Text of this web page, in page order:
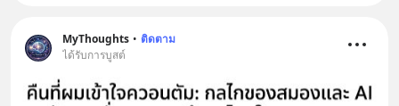
MyThoughts • ติดตาม
ได้รับการบูสต์